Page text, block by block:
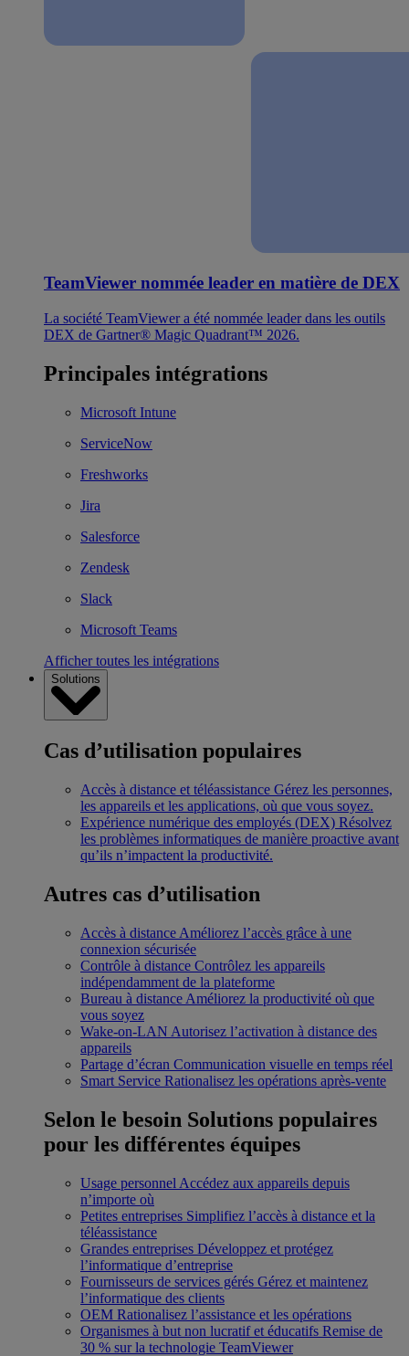
TeamViewer nommée leader en matière de DEX
La société TeamViewer a été nommée leader dans les outils
DEX de Gartner® Magic Quadrant™ 2026.
Principales intégrations
Microsoft Intune
ServiceNow
Freshworks
Jira
Salesforce
Zendesk
Slack
Microsoft Teams
Afficher toutes les intégrations
Solutions
Cas d’utilisation populaires
Accès à distance et téléassistance Gérez les personnes,
les appareils et les applications, où que vous soyez.
Expérience numérique des employés (DEX) Résolvez
les problèmes informatiques de manière proactive avant
qu’ils n’impactent la productivité.
Autres cas d’utilisation
Accès à distance Améliorez l’accès grâce à une
connexion sécurisée
Contrôle à distance Contrôlez les appareils
indépendamment de la plateforme
Bureau à distance Améliorez la productivité où que
vous soyez
Wake-on-LAN Autorisez l’activation à distance des
appareils
Partage d’écran Communication visuelle en temps réel
Smart Service Rationalisez les opérations après-vente
Selon le besoin Solutions populaires
pour les différentes équipes
Usage personnel Accédez aux appareils depuis
n’importe où
Petites entreprises Simplifiez l’accès à distance et la
téléassistance
Grandes entreprises Développez et protégez
l’informatique d’entreprise
Fournisseurs de services gérés Gérez et maintenez
l’informatique des clients
OEM Rationalisez l’assistance et les opérations
Organismes à but non lucratif et éducatifs Remise de
30 % sur la technologie TeamViewer